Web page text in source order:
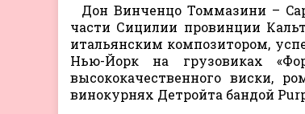
Дон Винченцо Томмазини –
части Сицилии провинции
итальянским композитором,
Нью-Йорк на грузовиках
высококачественного виски,
винокурнях Детройта бандой